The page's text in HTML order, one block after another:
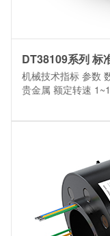
DT38109系列 标
机械技术指标 参数
贵金属 额定转速